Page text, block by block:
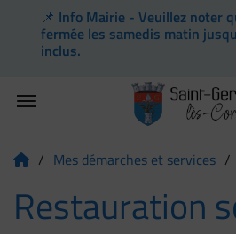
Flash info
📌 Info Mairie - Veuillez noter
fermée les samedis matin
inclus.
Page d'accueil du site
/ Mes démarches et services /
Restauration